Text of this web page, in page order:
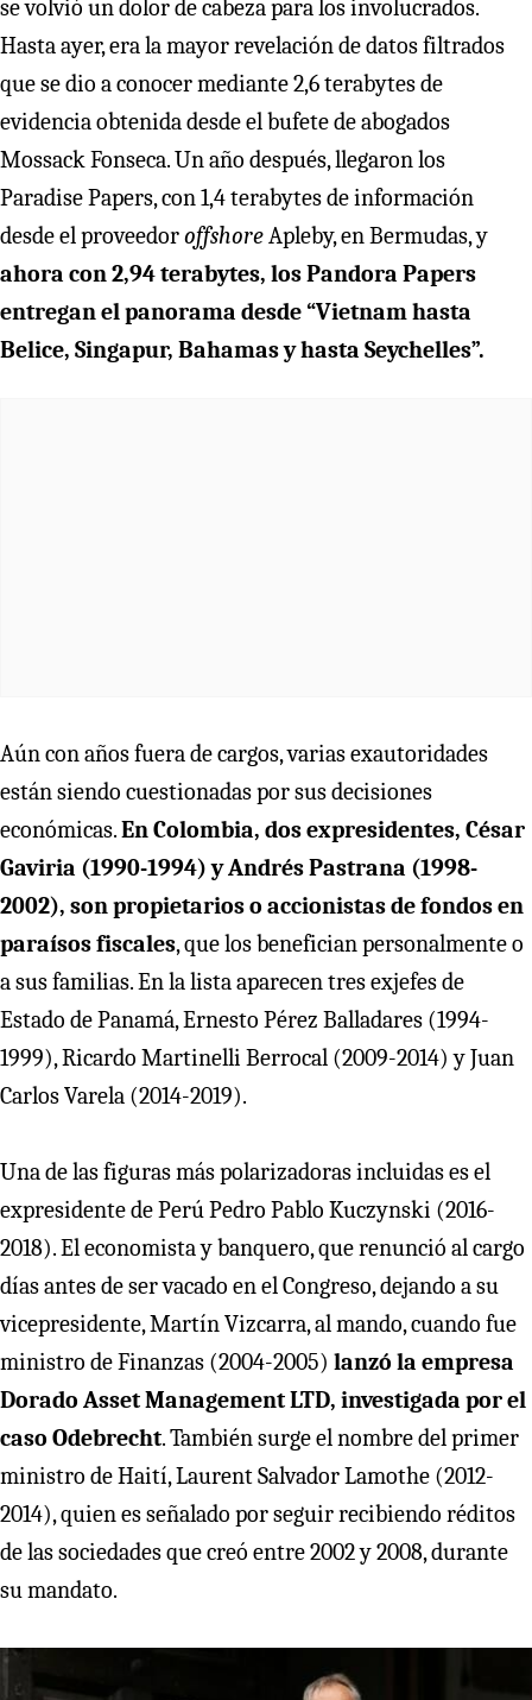
se volvió un dolor de cabeza para los involucrados.
Hasta ayer, era la mayor revelación de datos filtrados
que se dio a conocer mediante 2,6 terabytes de
evidencia obtenida desde el bufete de abogados
Mossack Fonseca. Un año después, llegaron los
Paradise Papers, con 1,4 terabytes de información
desde el proveedoroffshoreApleby, en Bermudas, y
ahora con 2,94 terabytes, los Pandora Papers
entregan el panorama desde “Vietnam hasta
Belice, Singapur, Bahamas y hasta Seychelles”.
Aún con años fuera de cargos, varias exautoridades
están siendo cuestionadas por sus decisiones
económicas.En Colombia, dos expresidentes, César
Gaviria (1990-1994) y Andrés Pastrana (1998-
2002), son propietarios o accionistas de fondos en
paraísos fiscales, que los benefician personalmente o
a sus familias. En la lista aparecen tres exjefes de
Estado de Panamá, Ernesto Pérez Balladares (1994-
1999), Ricardo Martinelli Berrocal (2009-2014) y Juan
Carlos Varela (2014-2019).
Una de las figuras más polarizadoras incluidas es el
expresidente de Perú Pedro Pablo Kuczynski (2016-
2018). El economista y banquero, que renunció al cargo
días antes de ser vacado en el Congreso, dejando a su
vicepresidente, Martín Vizcarra, al mando, cuando fue
ministro de Finanzas (2004-2005) lanzó la empresa
Dorado Asset Management LTD, investigada por el
caso Odebrecht. También surge el nombre del primer
ministro de Haití, Laurent Salvador Lamothe (2012-
2014), quien es señalado por seguir recibiendo réditos
de las sociedades que creó entre 2002 y 2008, durante
su mandato.